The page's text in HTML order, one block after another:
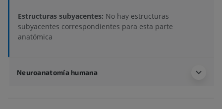
Estructuras subyacentes: No hay estructuras
subyacentes correspondientes para esta parte
anatómica
Neuroanatomía humana